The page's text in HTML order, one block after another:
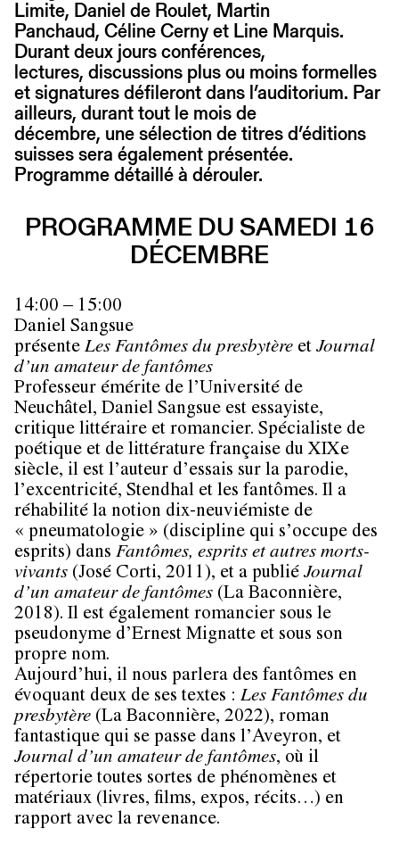
Limite, Daniel de Roulet, Martin
Panchaud, Céline Cerny et Line Marquis.
Durant deux jours conférences,
lectures, discussions plus ou moins formelles
et signatures défileront dans l’auditorium. Par
ailleurs, durant tout le mois de
décembre, une sélection de titres d’éditions
suisses sera également présentée.
Programme détaillé à dérouler.
PROGRAMME DU SAMEDI 16
DÉCEMBRE
14:00 – 15:00
Daniel Sangsue
présente Les Fantômes du presbytère et Journal
d’un amateur de fantômes
Professeur émérite de l’Université de
Neuchâtel, Daniel Sangsue est essayiste,
critique littéraire et romancier. Spécialiste de
poétique et de littérature française du XIXe
siècle, il est l’auteur d’essais sur la parodie,
l’excentricité, Stendhal et les fantômes. Il a
réhabilité la notion dix-neuviémiste de
« pneumatologie » (discipline qui s’occupe des
esprits) dans Fantômes, esprits et autres morts-
vivants (José Corti, 2011), et a publié Journal
d’un amateur de fantômes (La Baconnière,
2018). Il est également romancier sous le
pseudonyme d’Ernest Mignatte et sous son
propre nom.
Aujourd’hui, il nous parlera des fantômes en
évoquant deux de ses textes : Les Fantômes du
presbytère (La Baconnière, 2022), roman
fantastique qui se passe dans l’Aveyron, et
Journal d’un amateur de fantômes, où il
répertorie toutes sortes de phénomènes et
matériaux (livres, films, expos, récits…) en
rapport avec la revenance.